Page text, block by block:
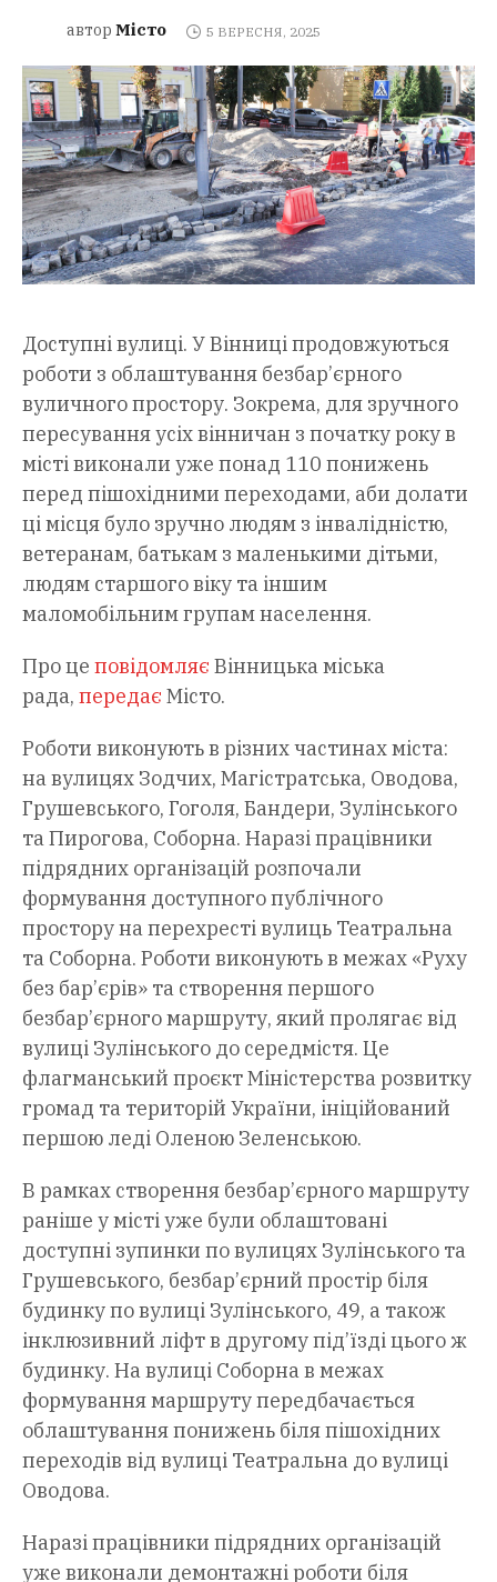
автор Місто 5 ВЕРЕСНЯ, 2025
Доступні вулиці. У Вінниці продовжуються
роботи з облаштування безбар’єрного
вуличного простору. Зокрема, для зручного
пересування усіх вінничан з початку року в
місті виконали уже понад 110 понижень
перед пішохідними переходами, аби долати
ці місця було зручно людям з інвалідністю,
ветеранам, батькам з маленькими дітьми,
людям старшого віку та іншим
маломобільним групам населення.
Про це повідомляє Вінницька міська
рада, передає Місто.
Роботи виконують в різних частинах міста:
на вулицях Зодчих, Магістратська, Оводова,
Грушевського, Гоголя, Бандери, Зулінського
та Пирогова, Соборна. Наразі працівники
підрядних організацій розпочали
формування доступного публічного
простору на перехресті вулиць Театральна
та Соборна. Роботи виконують в межах «Руху
без бар’єрів» та створення першого
безбар’єрного маршруту, який пролягає від
вулиці Зулінського до середмістя. Це
флагманський проєкт Міністерства розвитку
громад та територій України, ініційований
першою леді Оленою Зеленською.
В рамках створення безбар’єрного маршруту
раніше у місті уже були облаштовані
доступні зупинки по вулицях Зулінського та
Грушевського, безбар’єрний простір біля
будинку по вулиці Зулінського, 49, а також
інклюзивний ліфт в другому під’їзді цього ж
будинку. На вулиці Соборна в межах
формування маршруту передбачається
облаштування понижень біля пішохідних
переходів від вулиці Театральна до вулиці
Оводова.
Наразі працівники підрядних організацій
уже виконали демонтажні роботи біля